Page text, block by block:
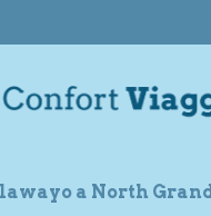
a North